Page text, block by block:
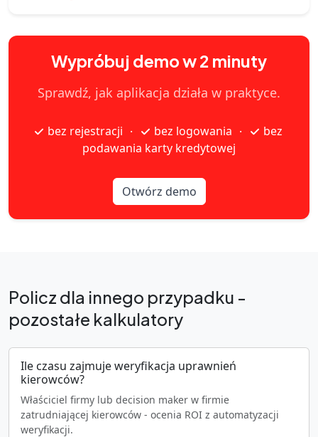
Wypróbuj demo w 2 minuty
Sprawdź, jak aplikacja działa w praktyce.
bez rejestracji · bez logowania ·
bez
podawania karty kredytowej
Otwórz demo
Policz dla innego przypadku -
pozostałe kalkulatory
Ile czasu zajmuje weryfikacja uprawnień
kierowców?
Właściciel firmy lub decision maker w firmie
zatrudniającej kierowców - ocenia ROI z automatyzacji
weryfikacji.